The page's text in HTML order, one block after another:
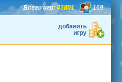
169
Всего игр:43801
добавить
игру